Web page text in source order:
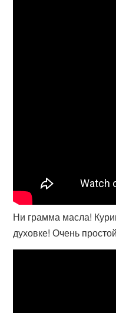
Ни грамма масла!
духовке! Очень